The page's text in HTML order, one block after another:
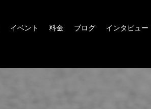
イベント 料金 ブログ インタビュー